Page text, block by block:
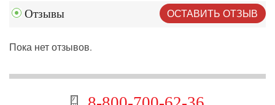
Отзывы ОСТАВИТЬ ОТЗЫВ
Пока нет отзывов.